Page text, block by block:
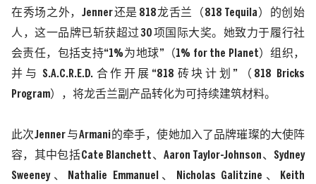
在秀场之外， Jenner还是 818龙舌兰（ 818 Tequila ）的创始
人，这一品牌已斩获超过30 项国际大奖。她致力于履行社
会责任，包括支持“1%为地球 ” （ 1% for the Planet ）组织，
并与 S.A.C.R.E.D. 合作开展 “818 砖块计划 ” （ 818 Bricks
Program），将龙舌兰副产品转化为可持续建筑材料。
此次Jenner 与Armani 的牵手，使她加入了品牌璀璨的大使阵
容，其中包括Cate Blanchett 、Aaron Taylor-Johnson 、Sydney
Sweeney、 Nathalie Emmanuel 、 Nicholas Galitzine 、
Keith